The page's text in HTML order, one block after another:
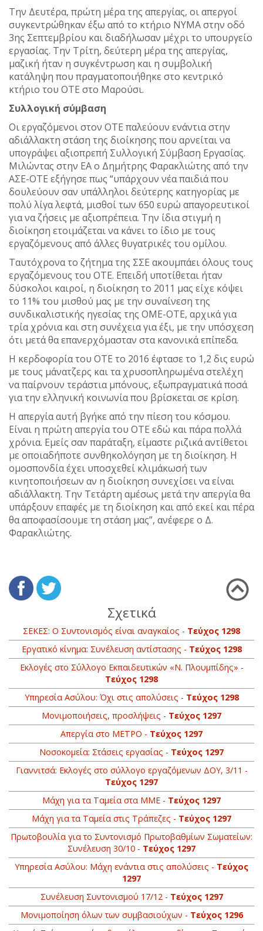
Την Δευτέρα, πρώτη μέρα της απεργίας, οι απεργοί
συγκεντρώθηκαν έξω από το κτήριο ΝΥΜΑ στην οδό
3ης Σεπτεμβρίου και διαδήλωσαν μέχρι το υπουργείο
εργασίας. Την Τρίτη, δεύτερη μέρα της απεργίας,
μαζική ήταν η συγκέντρωση και η συμβολική
κατάληψη που πραγματοποιήθηκε στο κεντρικό
κτήριο του ΟΤΕ στο Μαρούσι.
Συλλογική σύμβαση
Οι εργαζόμενοι στον ΟΤΕ παλεύουν ενάντια στην
αδιάλλακτη στάση της διοίκησης που αρνείται να
υπογράψει αξιοπρεπή Συλλογική Σύμβαση Εργασίας.
Μιλώντας στην ΕΑ ο Δημήτρης Φαρακλιώτης από την
ΑΣΕ-ΟΤΕ εξήγησε πως “υπάρχουν νέα παιδιά που
δουλεύουν σαν υπάλληλοι δεύτερης κατηγορίας με
πολύ λίγα λεφτά, μισθοί των 650 ευρώ απαγορευτικοί
για να ζήσεις με αξιοπρέπεια. Την ίδια στιγμή η
διοίκηση ετοιμάζεται να κάνει το ίδιο με τους
εργαζόμενους από άλλες θυγατρικές του ομίλου.
Ταυτόχρονα το ζήτημα της ΣΣΕ ακουμπάει όλους τους
εργαζόμενους του ΟΤΕ. Επειδή υποτίθεται ήταν
δύσκολοι καιροί, η διοίκηση το 2011 μας είχε κόψει
το 11% του μισθού μας με την συναίνεση της
συνδικαλιστικής ηγεσίας της ΟΜΕ-ΟΤΕ, αρχικά για
τρία χρόνια και στη συνέχεια για έξι, με την υπόσχεση
ότι μετά θα επανερχόμασταν στα κανονικά επίπεδα.
Η κερδοφορία του ΟΤΕ το 2016 έφτασε το 1,2 δις ευρώ
με τους μάνατζερς και τα χρυσοπληρωμένα στελέχη
να παίρνουν τεράστια μπόνους, εξωπραγματικά ποσά
για την ελληνική κοινωνία που βρίσκεται σε κρίση.
Η απεργία αυτή βγήκε από την πίεση του κόσμου.
Είναι η πρώτη απεργία του ΟΤΕ εδώ και πάρα πολλά
χρόνια. Εμείς σαν παράταξη, είμαστε ριζικά αντίθετοι
με οποιαδήποτε συνθηκολόγηση με τη διοίκηση. Η
ομοσπονδία έχει υποσχεθεί κλιμάκωσή των
κινητοποιήσεων αν η διοίκηση συνεχίσει να είναι
αδιάλλακτη. Την Τετάρτη αμέσως μετά την απεργία θα
υπάρξουν επαφές με τη διοίκηση και από εκεί και πέρα
θα αποφασίσουμε τη στάση μας”, ανέφερε ο Δ.
Φαρακλιώτης.
Σχετικά
ΣΕΚΕΣ: Ο Συντονισμός είναι αναγκαίος - Τεύχος 1298
Εργατικό κίνημα: Συνέλευση αντίστασης - Τεύχος 1298
Εκλογές στο Σύλλογο Εκπαιδευτικών «Ν. Πλουμπίδης» -
Τεύχος 1298
Yπηρεσία Ασύλου: Όχι στις απολύσεις - Τεύχος 1298
Μονιμοποιήσεις, προσλήψεις - Τεύχος 1297
Απεργία στο ΜΕΤΡΟ - Τεύχος 1297
Νοσοκομεία: Στάσεις εργασίας - Τεύχος 1297
Γιαννιτσά: Εκλογές στο σύλλογο εργαζόμενων ΔΟΥ, 3/11 -
Τεύχος 1297
Μάχη για τα Ταμεία στα ΜΜΕ - Τεύχος 1297
Μάχη για τα Ταμεία στις Τράπεζες - Τεύχος 1297
Πρωτοβουλία για το Συντονισμό Πρωτοβαθμίων Σωματείων:
Συνέλευση 30/10 - Τεύχος 1297
Υπηρεσία Ασύλου: Μάχη ενάντια στις απολύσεις - Τεύχος
1297
Συνέλευση Συντονισμού 17/12 - Τεύχος 1297
Μονιμοποίηση όλων των συμβασιούχων - Τεύχος 1296